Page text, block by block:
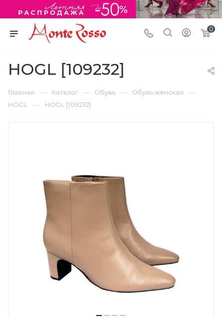
0
HOGL [109232]
Главная — Каталог — Обувь — Обувь женская —
HOGL — HOGL [109232]